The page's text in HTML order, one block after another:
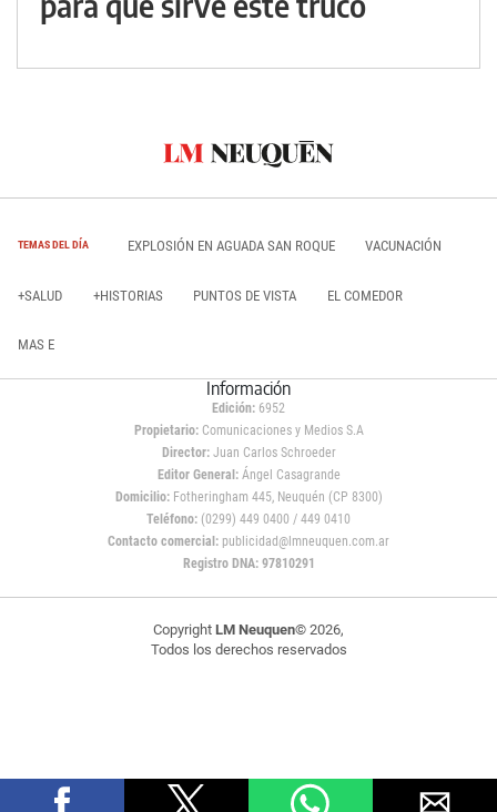
TEMAS DEL DÍA EXPLOSIÓN EN AGUADA SAN ROQUE VACUNACIÓN
+SALUD +HISTORIAS PUNTOS DE VISTA EL COMEDOR
MAS E
Información
Edición: 6952
Propietario:Comunicaciones y Medios S.A
Director: Juan Carlos Schroeder
Editor General:Ángel Casagrande
Domicilio:Fotheringham 445, Neuquén (CP 8300)
Teléfono: (0299) 449 0400 / 449 0410
Contacto comercial: publicidad@lmneuquen.com.ar
Registro DNA: 97810291
Copyright LM Neuquen© 2026,
Todos los derechos reservados